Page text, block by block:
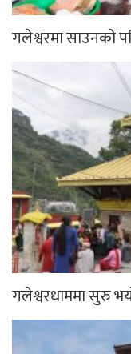
गलेश्वरमा साउनको
गलेश्वरधाममा सुरु